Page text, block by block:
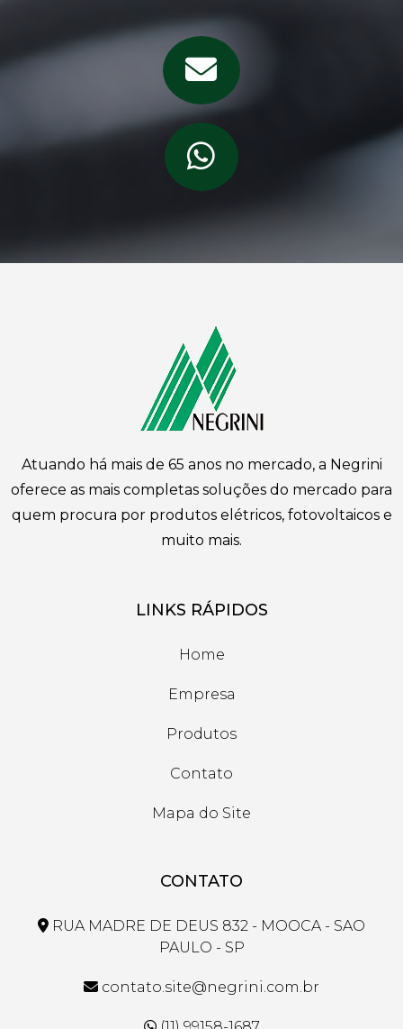
Atuando há mais de 65 anos no mercado, a Negrini
oferece as mais completas soluções do mercado para
quem procura por produtos elétricos, fotovoltaicos e
muito mais.
LINKS RÁPIDOS
Home
Empresa
Produtos
Contato
Mapa do Site
CONTATO
RUA MADRE DE DEUS 832 - MOOCA - SAO
PAULO - SP
contato.site@negrini.com.br